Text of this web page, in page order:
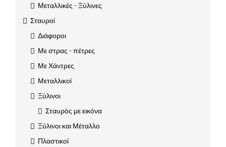
Μεταλλικές - Ξύλινες
Σταυροί
Διάφοροι
Με στρας - πέτρες
Με Χάντρες
Μεταλλικοί
Ξύλινοι
Σταυρός με εικόνα
Ξύλινοι και Μέταλλο
Πλαστικοί